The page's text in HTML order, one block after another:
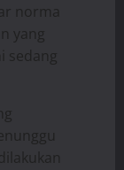
norma
yang
sedang